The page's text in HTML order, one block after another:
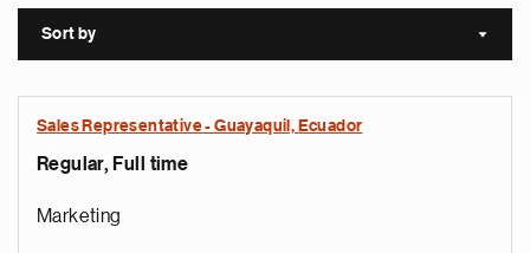
Sort by Sort
Sales Representative - Guayaquil, Ecuador
Regular, Full time
Marketing